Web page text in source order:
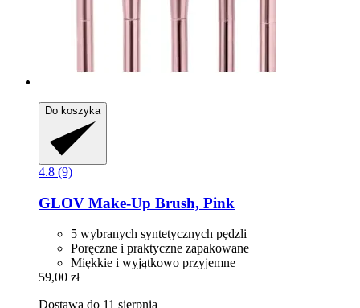
Do koszyka
4.8 (9)
GLOV Make-​Up Brush, Pink
5 wybranych syntetycznych pędzli
Poręczne i praktyczne zapakowane
Miękkie i wyjątkowo przyjemne
59,00 zł
Dostawa do 11 sierpnia